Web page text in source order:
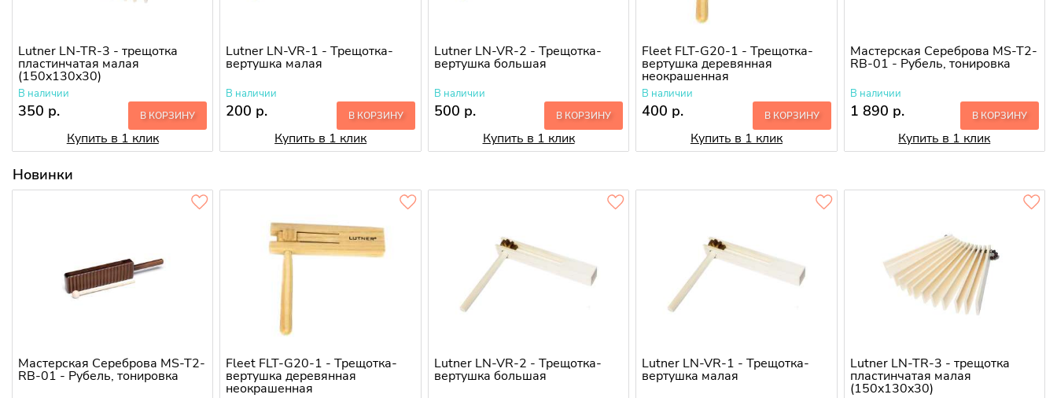
Lutner LN-TR-3 - трещотка
пластинчатая малая
(150x130x30)
В наличии
350 р. В КОРЗИНУ
Купить в 1 клик
Lutner LN-VR-1 - Трещотка-
вертушка малая
В наличии
200 р. В КОРЗИНУ
Купить в 1 клик
Lutner LN-VR-2 - Трещотка-
вертушка большая
В наличии
500 р. В КОРЗИНУ
Купить в 1 клик
Fleet FLT-G20-1 - Трещотка-
вертушка деревянная
неокрашенная
В наличии
400 р. В КОРЗИНУ
Купить в 1 клик
Мастерская Сереброва MS-T2-
RB-01 - Рубель, тонировка
В наличии
1 890 р. В КОРЗИНУ
Купить в 1 клик
Новинки
Мастерская Сереброва MS-T2-
RB-01 - Рубель, тонировка
Fleet FLT-G20-1 - Трещотка-
вертушка деревянная
неокрашенная
Lutner LN-VR-2 - Трещотка-
вертушка большая
Lutner LN-VR-1 - Трещотка-
вертушка малая
Lutner LN-TR-3 - трещотка
пластинчатая малая
(150x130x30)